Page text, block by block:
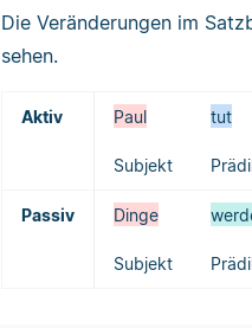
Die Veränderungen im
sehen.
Aktiv Paul
Subjekt
tut
Passiv Dinge
Subjekt